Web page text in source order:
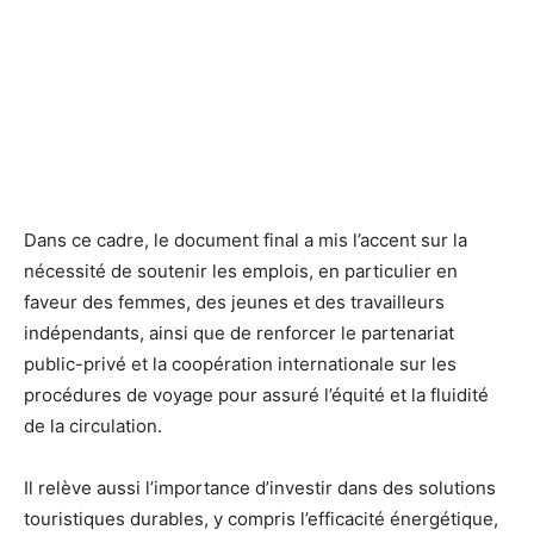
Dans ce cadre, le document final a mis l’accent sur la
nécessité de soutenir les emplois, en particulier en
faveur des femmes, des jeunes et des travailleurs
indépendants, ainsi que de renforcer le partenariat
public-privé et la coopération internationale sur les
procédures de voyage pour assuré l’équité et la fluidité
de la circulation.
Il relève aussi l’importance d’investir dans des solutions
touristiques durables, y compris l’efficacité énergétique,